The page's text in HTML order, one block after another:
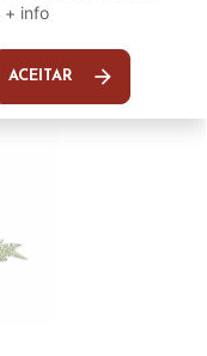
+ info
ACEITAR arrow_forward